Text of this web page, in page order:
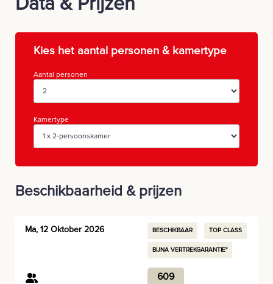
Kies het aantal personen & kamertype
Aantal personen
Kamertype
Beschikbaarheid & prijzen
Ma, 12 Oktober 2026 BESCHIKBAAR TOP CLASS
BIJNA VERTREKGARANTIE*
609